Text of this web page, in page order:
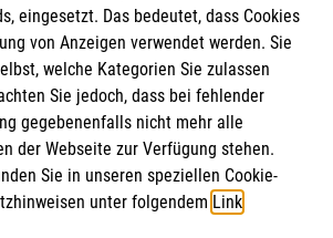
0120 1201 2000 12
1PA7
eingesetzt. Das bedeutet, dass Cookies
von Anzeigen verwendet werden. Sie
welche Kategorien Sie zulassen
Sie jedoch, dass bei fehlender
gegebenenfalls nicht mehr alle
der Webseite zur Verfügung stehen.
Sie in unseren speziellen Cookie-
unter folgendem Link.